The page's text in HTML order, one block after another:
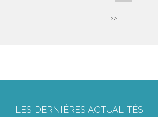
>>
LES DERNIÈRES ACTUALITÉS